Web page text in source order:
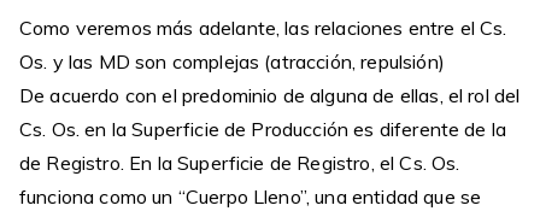
Como veremos más adelante, las relaciones entre el Cs.
Os. y las MD son complejas (atracción, repulsión)
De acuerdo con el predominio de alguna de ellas, el rol del
Cs. Os. en la Superficie de Producción es diferente de la
de Registro. En la Superficie de Registro, el Cs. Os.
funciona como un “Cuerpo Lleno”, una entidad que se